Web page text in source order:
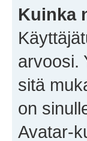
Kuinka
arvoosi.
sitä
on
Avatar-